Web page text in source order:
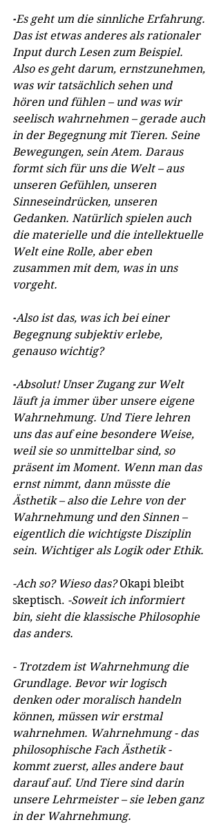
-Es geht um die sinnliche Erfahrung.
Das ist etwas anderes als rationaler
Input durch Lesen zum Beispiel.
Also es geht darum, ernstzunehmen,
was wir tatsächlich sehen und
hören und fühlen – und was wir
seelisch wahrnehmen – gerade auch
in der Begegnung mit Tieren. Seine
Bewegungen, sein Atem. Daraus
formt sich für uns die Welt – aus
unseren Gefühlen, unseren
Sinneseindrücken, unseren
Gedanken. Natürlich spielen auch
die materielle und die intellektuelle
Welt eine Rolle, aber eben
zusammen mit dem, was in uns
vorgeht.
-Also ist das, was ich bei einer
Begegnung subjektiv erlebe,
genauso wichtig?
-Absolut! Unser Zugang zur Welt
läuft ja immer über unsere eigene
Wahrnehmung. Und Tiere lehren
uns das auf eine besondere Weise,
weil sie so unmittelbar sind, so
präsent im Moment. Wenn man das
ernst nimmt, dann müsste die
Ästhetik – also die Lehre von der
Wahrnehmung und den Sinnen –
eigentlich die wichtigste Disziplin
sein. Wichtiger als Logik oder Ethik.
-Ach so? Wieso das? Okapi bleibt
skeptisch. -Soweit ich informiert
bin, sieht die klassische Philosophie
das anders.
- Trotzdem ist Wahrnehmung die
Grundlage. Bevor wir logisch
denken oder moralisch handeln
können, müssen wir erstmal
wahrnehmen. Wahrnehmung - das
philosophische Fach Ästhetik -
kommt zuerst, alles andere baut
darauf auf. Und Tiere sind darin
unsere Lehrmeister – sie leben ganz
in der Wahrnehmung.